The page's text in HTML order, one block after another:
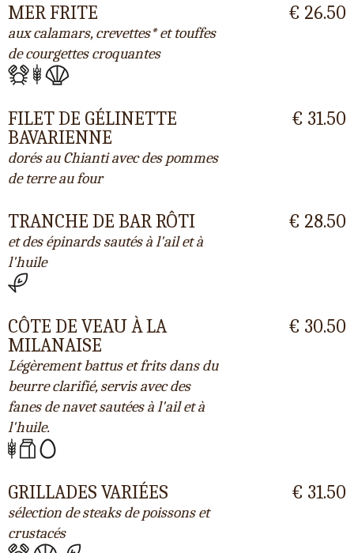
MER FRITE
aux calamars, crevettes* et touffes
de courgettes croquantes
€ 26.50
FILET DE GÉLINETTE
BAVARIENNE
dorés au Chianti avec des pommes
de terre au four
€ 31.50
TRANCHE DE BAR RÔTI
et des épinards sautés à l'ail et à
l'huile
€ 28.50
CÔTE DE VEAU À LA
MILANAISE
Légèrement battus et frits dans du
beurre clarifié, servis avec des
fanes de navet sautées à l'ail et à
l'huile.
€ 30.50
GRILLADES VARIÉES
sélection de steaks de poissons et
crustacés
€ 31.50